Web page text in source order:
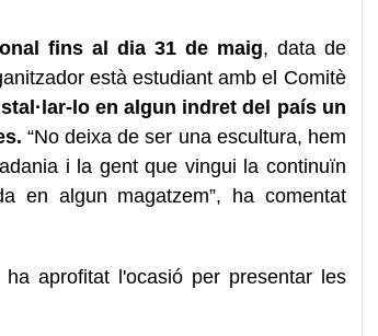
fins al dia 31 de maig, data de
està estudiant amb el Comitè
lo en algun indret del país un
“No deixa de ser una escultura, hem
i la gent que vingui la continuïn
en algun magatzem”, ha comentat
aprofitat l'ocasió per presentar les